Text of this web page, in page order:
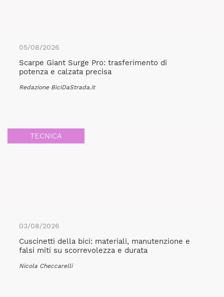
05/08/2026
Scarpe Giant Surge Pro: trasferimento di
potenza e calzata precisa
Redazione BiciDaStrada.it
TECNICA
03/08/2026
Cuscinetti della bici: materiali, manutenzione e
falsi miti su scorrevolezza e durata
Nicola Checcarelli